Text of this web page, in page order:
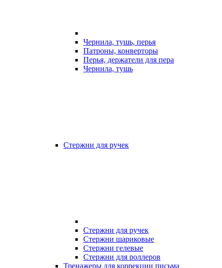
Чернила, тушь, перья
Патроны, конверторы
Перья, держатели для пера
Чернила, тушь
Стержни для ручек
Стержни для ручек
Стержни шариковые
Стержни гелевые
Стержни для роллеров
Тренажеры для коррекции письма